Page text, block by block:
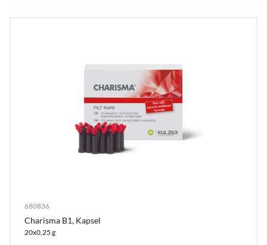
680836
Charisma B1, Kapsel
20x0,25 g